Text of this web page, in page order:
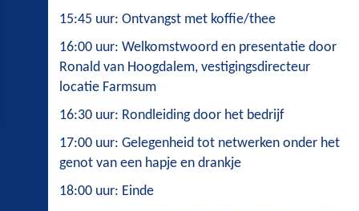
15:45 uur: Ontvangst met koffie/thee
16:00 uur: Welkomstwoord en presentatie door
Ronald van Hoogdalem, vestigingsdirecteur
locatie Farmsum
16:30 uur: Rondleiding door het bedrijf
17:00 uur: Gelegenheid tot netwerken onder het
genot van een hapje en drankje
18:00 uur: Einde